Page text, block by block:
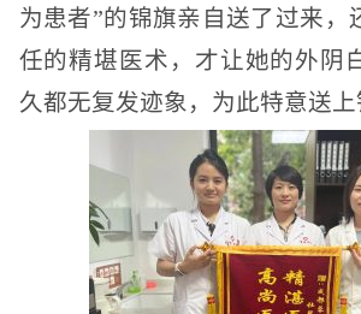
为患者”的锦旗亲自送了过来，
任的精堪医术，才让她的外阴
久都无复发迹象，为此特意送上